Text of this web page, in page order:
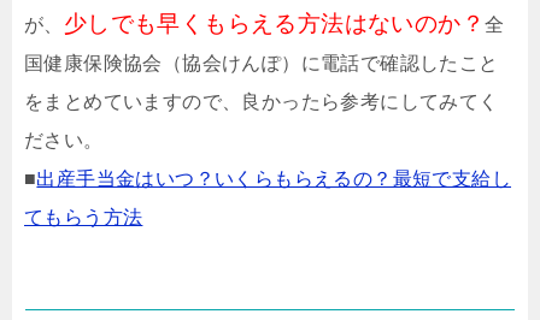
が、 少しでも早くもらえる方法はないのか？全
国健康保険協会（協会けんぽ）に電話で確認したこと
をまとめていますので、良かったら参考にしてみてく
ださい。
■出産手当金はいつ？いくらもらえるの？最短で支給し
てもらう方法